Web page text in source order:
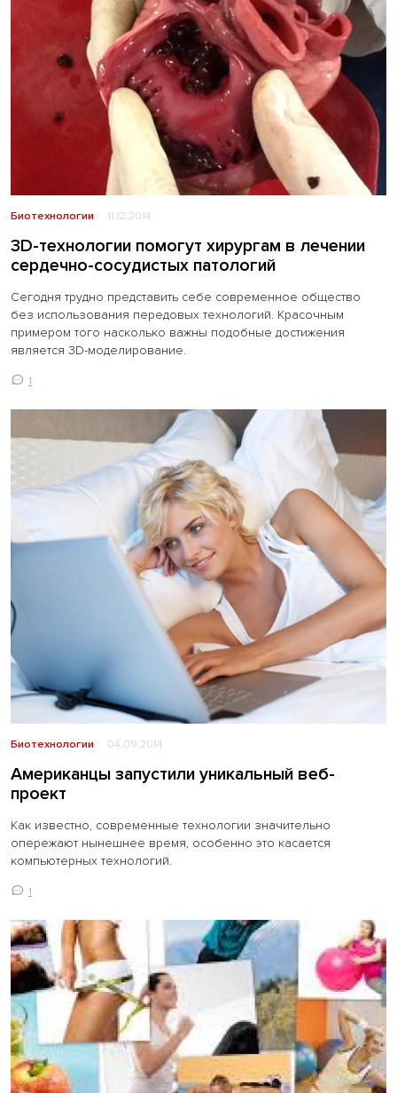
Биотехнологии 11.12.2014
3D-технологии помогут хирургам в лечении
сердечно-сосудистых патологий
Сегодня трудно представить себе современное общество
без использования передовых технологий. Красочным
примером того насколько важны подобные достижения
является 3D-моделирование.
1
Биотехнологии 04.09.2014
Американцы запустили уникальный веб-
проект
Как известно, современные технологии значительно
опережают нынешнее время, особенно это касается
компьютерных технологий.
1